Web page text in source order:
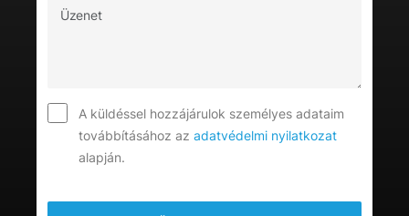
A küldéssel hozzájárulok személyes adataim
továbbításához az adatvédelmi nyilatkozat
alapján.